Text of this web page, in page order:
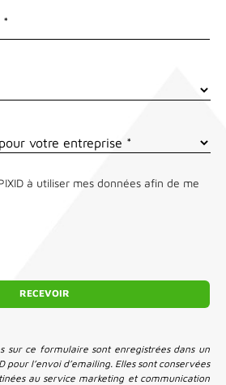
à utiliser mes données afin de me
sur ce formulaire sont enregistrées dans un
pour l’envoi d’emailing. Elles sont conservées
au service marketing et communication